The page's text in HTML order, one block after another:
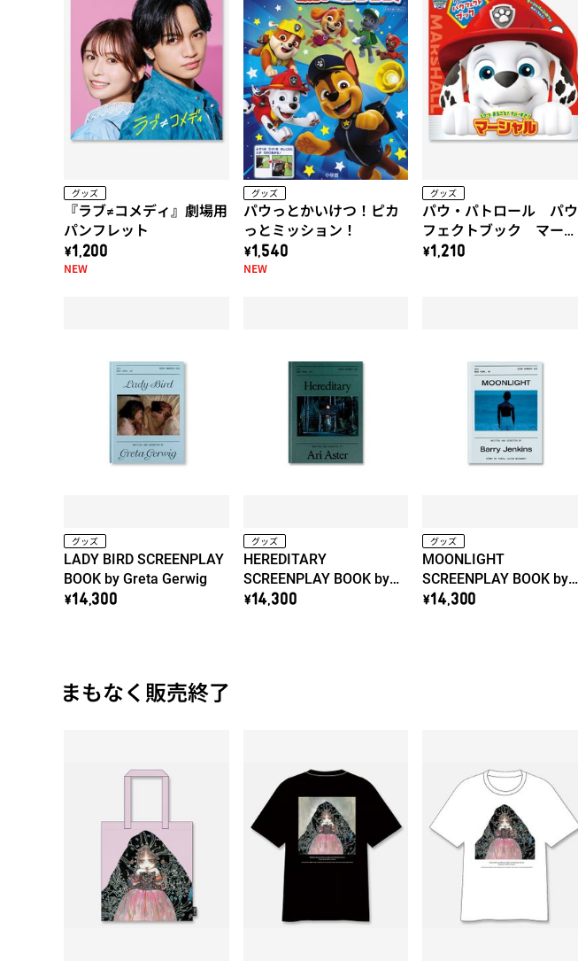
グッズ
『ラブ≠コメディ』劇場用
パンフレット
\1,200
NEW
グッズ
パウっとかいけつ！ピカ
っとミッション！
\1,540
NEW
グッズ
パウ・パトロール パウ
フェクトブック マーシ
ャル
\1,210
グッズ
LADY BIRD SCREENPLAY
BOOK by Greta Gerwig
\14,300
グッズ
HEREDITARY
SCREENPLAY BOOK by
Ari Aster
\14,300
グッズ
MOONLIGHT
SCREENPLAY BOOK by
Barry Jenkins
\14,300
まもなく販売終了